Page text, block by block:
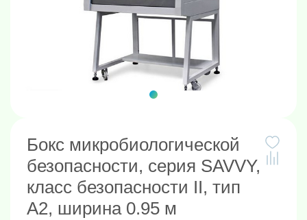
Бокс микробиологической
безопасности, серия SAVVY,
класс безопасности II, тип
А2, ширина 0.95 м